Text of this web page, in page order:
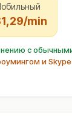
min
с
и